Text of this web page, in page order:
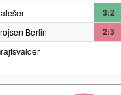
3:2
Berlin 2:3